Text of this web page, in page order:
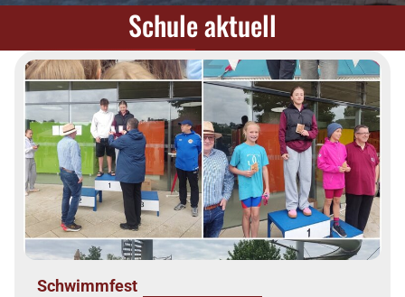
Schule aktuell
Schwimmfest